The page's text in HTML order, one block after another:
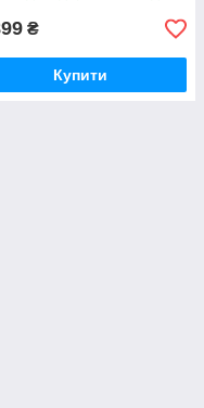
₴
Купити